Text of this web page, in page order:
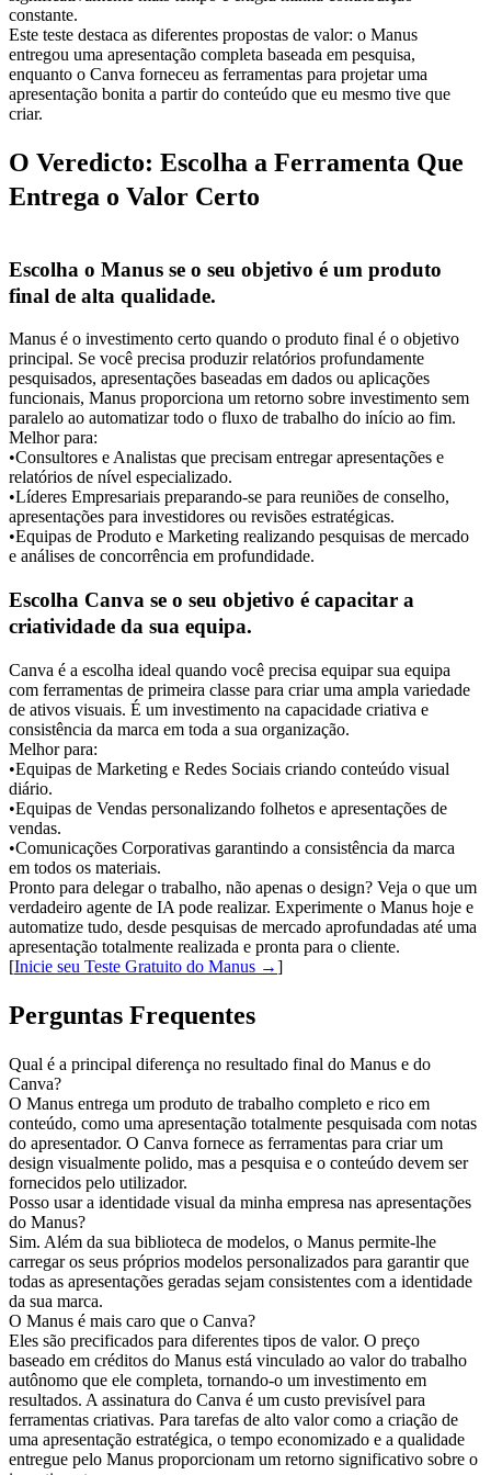
constante.
Este teste destaca as diferentes propostas de valor: o Manus
entregou uma apresentação completa baseada em pesquisa,
enquanto o Canva forneceu as ferramentas para projetar uma
apresentação bonita a partir do conteúdo que eu mesmo tive que
criar.
O Veredicto: Escolha a Ferramenta Que
Entrega o Valor Certo
Escolha o Manus se o seu objetivo é um produto
final de alta qualidade.
Manus é o investimento certo quando o produto final é o objetivo
principal. Se você precisa produzir relatórios profundamente
pesquisados, apresentações baseadas em dados ou aplicações
funcionais, Manus proporciona um retorno sobre investimento sem
paralelo ao automatizar todo o fluxo de trabalho do início ao fim.
Melhor para:
•Consultores e Analistas que precisam entregar apresentações e
relatórios de nível especializado.
•Líderes Empresariais preparando-se para reuniões de conselho,
apresentações para investidores ou revisões estratégicas.
•Equipas de Produto e Marketing realizando pesquisas de mercado
e análises de concorrência em profundidade.
Escolha Canva se o seu objetivo é capacitar a
criatividade da sua equipa.
Canva é a escolha ideal quando você precisa equipar sua equipa
com ferramentas de primeira classe para criar uma ampla variedade
de ativos visuais. É um investimento na capacidade criativa e
consistência da marca em toda a sua organização.
Melhor para:
•Equipas de Marketing e Redes Sociais criando conteúdo visual
diário.
•Equipas de Vendas personalizando folhetos e apresentações de
vendas.
•Comunicações Corporativas garantindo a consistência da marca
em todos os materiais.
Pronto para delegar o trabalho, não apenas o design? Veja o que um
verdadeiro agente de IA pode realizar. Experimente o Manus hoje e
automatize tudo, desde pesquisas de mercado aprofundadas até uma
apresentação totalmente realizada e pronta para o cliente.
[Inicie seu Teste Gratuito do Manus →]
Perguntas Frequentes
Qual é a principal diferença no resultado final do Manus e do
Canva?
O Manus entrega um produto de trabalho completo e rico em
conteúdo, como uma apresentação totalmente pesquisada com notas
do apresentador. O Canva fornece as ferramentas para criar um
design visualmente polido, mas a pesquisa e o conteúdo devem ser
fornecidos pelo utilizador.
Posso usar a identidade visual da minha empresa nas apresentações
do Manus?
Sim. Além da sua biblioteca de modelos, o Manus permite-lhe
carregar os seus próprios modelos personalizados para garantir que
todas as apresentações geradas sejam consistentes com a identidade
da sua marca.
O Manus é mais caro que o Canva?
Eles são precificados para diferentes tipos de valor. O preço
baseado em créditos do Manus está vinculado ao valor do trabalho
autônomo que ele completa, tornando-o um investimento em
resultados. A assinatura do Canva é um custo previsível para
ferramentas criativas. Para tarefas de alto valor como a criação de
uma apresentação estratégica, o tempo economizado e a qualidade
entregue pelo Manus proporcionam um retorno significativo sobre o